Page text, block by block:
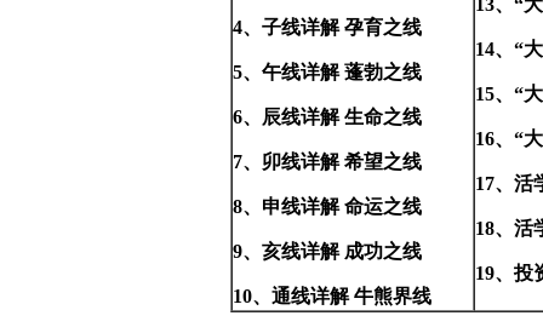
4、子线详解 孕育之线
5、午线详解 蓬勃之线
6、辰线详解 生命之线
7、卯线详解 希望之线
8、申线详解 命运之线
9、亥线详解 成功之线
10、通线详解 牛熊界线
13、“
14、“
15、“
16、“
17、活
18、活
19、投